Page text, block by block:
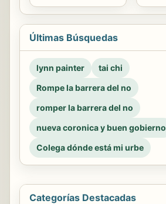
Últimas Búsquedas
lynn painter
tai chi
Rompe la barrera del no
romper la barrera del no
nueva coronica y buen gobierno
Colega dónde está mi urbe
Categorías Destacadas